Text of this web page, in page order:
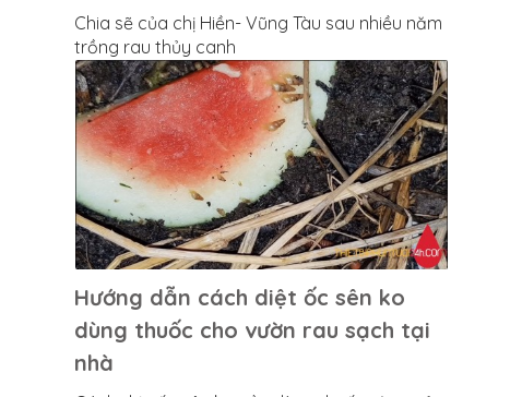
Chia sẽ của chị Hiền- Vũng Tàu sau nhiều năm
trồng rau thủy canh
Hướng dẫn cách diệt ốc sên ko
dùng thuốc cho vườn rau sạch tại
nhà